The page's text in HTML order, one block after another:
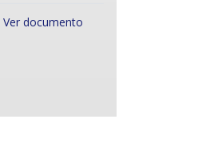
Ver documento